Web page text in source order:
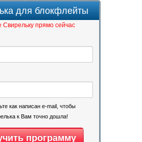
для блокфлейты
Свирельку прямо сейчас
как написан e-mail, чтобы
к Вам точно дошла!